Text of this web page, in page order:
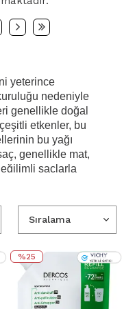
yeterince
nedeniyle
genellikle doğal
etkenler, bu
bu yağı
genellikle mat,
eğilimli saçlarla
sık sık saç
yapılan ısıya
düzleştirici gibi),
boyama), yanlış
değişiklikleri ve
saç tellerini
neden olabilir.
%25